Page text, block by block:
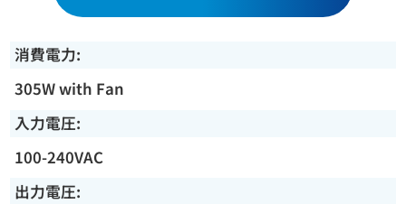
消費電力:
305W with Fan
入力電圧:
100-240VAC
出力電圧: